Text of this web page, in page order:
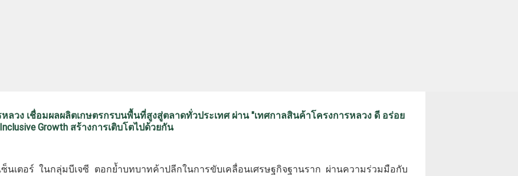
วง เชื่อมผลผลิตเกษตรกรบนพื้นที่สูงสู่ตลาดทั่วประเทศ ผ่าน "เทศกาลสินค้าโครงการหลวง ดี อร่อย
Growth สร้างการเติบโตไปด้วยกัน
เตอร์ ในกลุ่มบีเจซี ตอกย้ำบทบาทค้าปลีกในการขับเคลื่อนเศรษฐกิจฐานราก ผ่านความร่วมมือกับ